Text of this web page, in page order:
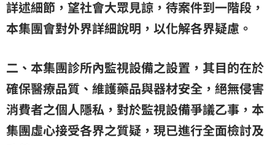
詳述細節，望社會大眾見諒，待案件到一階段，
本集團會對外界詳細說明，以化解各界疑慮。
二、本集團診所內監視設備之設置，其目的在於
確保醫療品質、維護藥品與器材安全，絕無侵害
消費者之個人隱私，對於監視設備爭議乙事，本
集團虛心接受各界之質疑，現已進行全面檢討及